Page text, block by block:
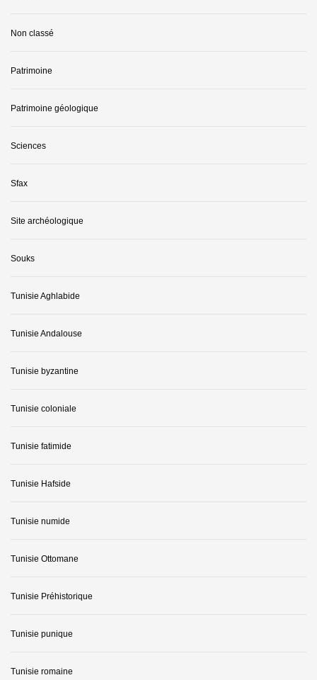
Non classé
Patrimoine
Patrimoine géologique
Sciences
Sfax
Site archéologique
Souks
Tunisie Aghlabide
Tunisie Andalouse
Tunisie byzantine
Tunisie coloniale
Tunisie fatimide
Tunisie Hafside
Tunisie numide
Tunisie Ottomane
Tunisie Préhistorique
Tunisie punique
Tunisie romaine